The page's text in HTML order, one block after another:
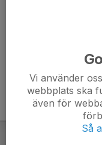
Vi använder
webbplats ska
även för
Så